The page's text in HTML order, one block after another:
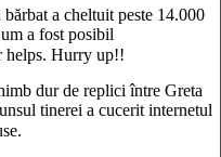
bărbat a cheltuit peste 14.000
a fost posibil
helps. Hurry up!!
dur de replici între Greta
tinerei a cucerit internetul